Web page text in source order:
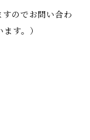
のでお問い合わ
す。）